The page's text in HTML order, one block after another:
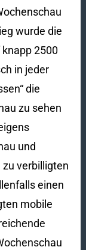
wurde die
2500
in jeder
die
zu sehen
und
verbilligten
einen
mobile